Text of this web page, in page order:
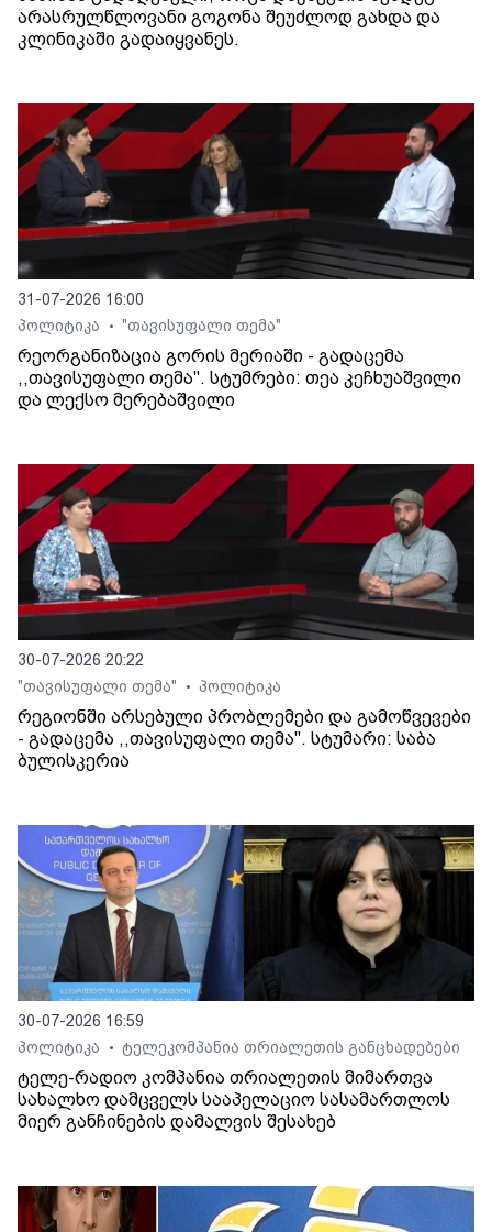
არასრულწლოვანი გოგონა შეუძლოდ გახდა და
კლინიკაში გადაიყვანეს.
31-07-2026 16:00
პოლიტიკა
• "თავისუფალი თემა"
რეორგანიზაცია გორის მერიაში - გადაცემა
,,თავისუფალი თემა". სტუმრები: თეა კეჩხუაშვილი
და ლექსო მერებაშვილი
30-07-2026 20:22
"თავისუფალი თემა"
• პოლიტიკა
რეგიონში არსებული პრობლემები და გამოწვევები
- გადაცემა ,,თავისუფალი თემა". სტუმარი: საბა
ბულისკერია
30-07-2026 16:59
პოლიტიკა
• ტელეკომპანია თრიალეთის განცხადებები
ტელე-რადიო კომპანია თრიალეთის მიმართვა
სახალხო დამცველს სააპელაციო სასამართლოს
მიერ განჩინების დამალვის შესახებ